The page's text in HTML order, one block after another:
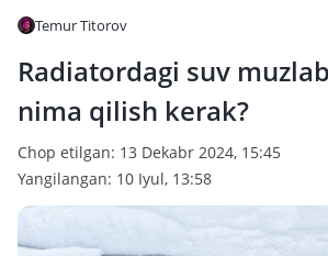
Temur Titorov
Radiatordagi suv
nima qilish kerak?
Chop etilgan: 13 Dekabr 2024, 15:45
Yangilangan: 10 Iyul, 13:58